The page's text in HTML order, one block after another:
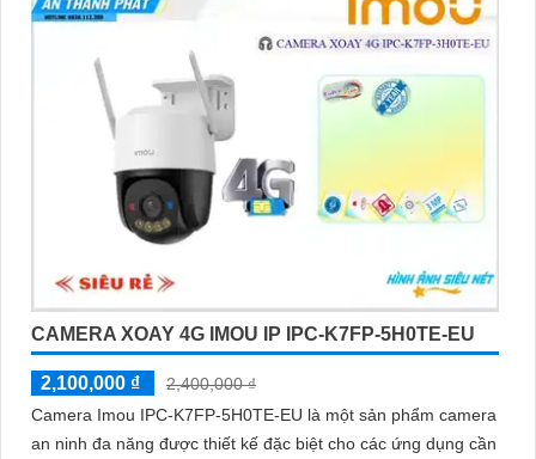
CAMERA XOAY 4G IMOU IP IPC-K7FP-5H0TE-EU
2,100,000 ₫
2,400,000 ₫
Camera Imou IPC-K7FP-5H0TE-EU là một sản phẩm camera
an ninh đa năng được thiết kế đặc biệt cho các ứng dụng cần